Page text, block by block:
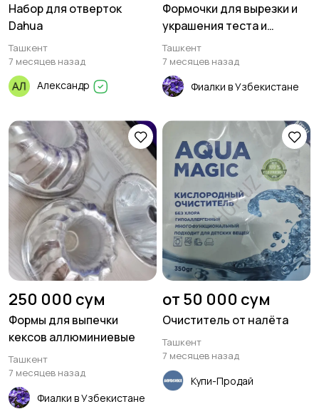
Набор для отверток
Dahua
Ташкент
7 месяцев назад
Александр
Формочки для вырезки и
украшения теста и
выпечки
Ташкент
7 месяцев назад
Фиалки в Узбекистане
250 000 сум
Формы для выпечки
кексов аллюминиевые
Ташкент
7 месяцев назад
Фиалки в Узбекистане
от 50 000 сум
Очиститель от налёта
Ташкент
7 месяцев назад
Купи-Продай